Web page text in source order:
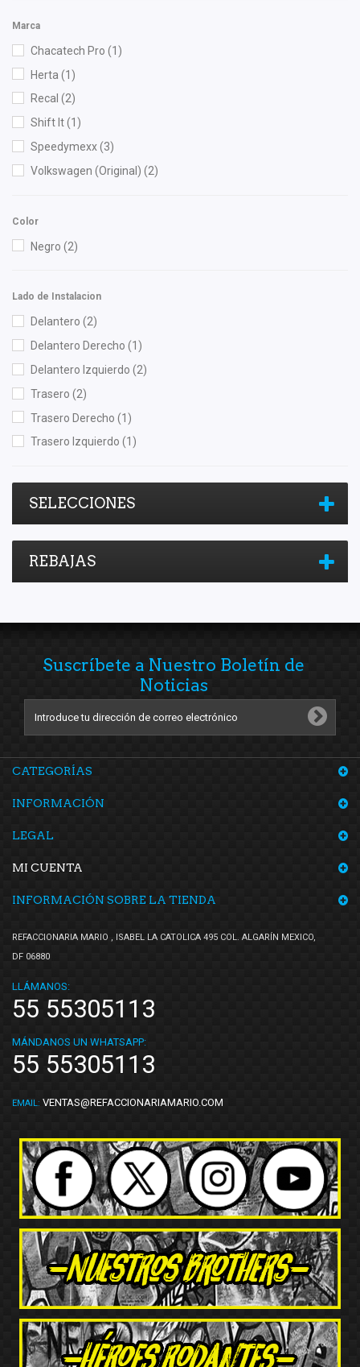
Marca
Chacatech Pro (1)
Herta (1)
Recal (2)
Shift It(1)
Speedymexx(3)
Volkswagen (Original) (2)
Color
Negro (2)
Lado de Instalacion
Delantero (2)
Delantero Derecho (1)
Delantero Izquierdo (2)
Trasero (2)
Trasero Derecho (1)
Trasero Izquierdo (1)
SELECCIONES
REBAJAS
Suscríbete a Nuestro Boletín de
Noticias
CATEGORÍAS
INFORMACIÓN
LEGAL
MI CUENTA
INFORMACIÓN SOBRE LA TIENDA
REFACCIONARIA MARIO , ISABEL LA CATOLICA 495 COL. ALGARÍN MEXICO,
DF 06880
LLÁMANOS:
55 55305113
MÁNDANOS UN WHATSAPP:
55 55305113
EMAIL: VENTAS@REFACCIONARIAMARIO.COM